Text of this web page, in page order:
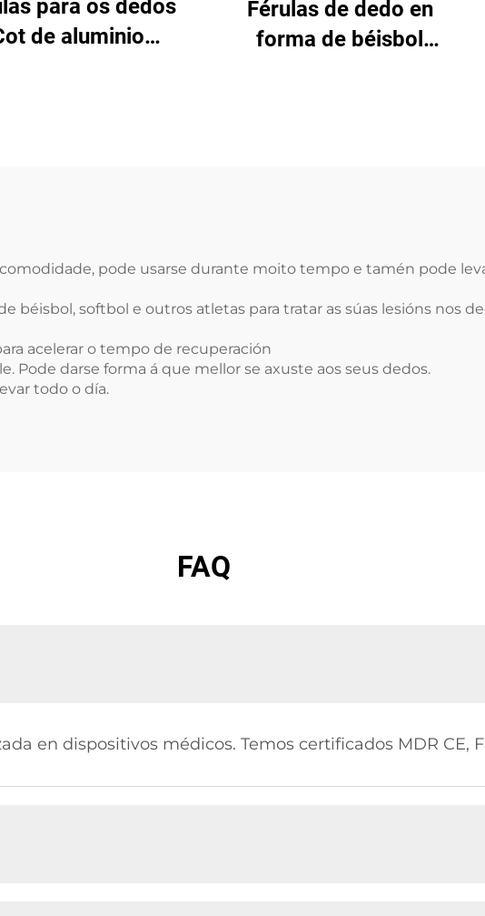
para os dedos
de aluminio
Férulas de dedo en
forma de béisbol
pode usarse durante moito tempo e tamén pode
béisbol, softbol e outros atletas para tratar as súas lesións nos
acelerar o tempo de recuperación
Pode darse forma á que mellor se axuste aos seus dedos.
todo o día.
FAQ
en dispositivos médicos. Temos certificados MDR CE,